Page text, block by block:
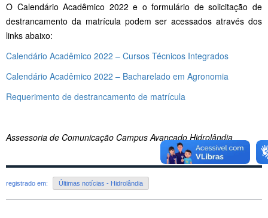
O Calendário Acadêmico 2022 e o formulário de solicitação de
destrancamento da matrícula podem ser acessados através dos
links abaixo:
Calendário Acadêmico 2022 – Cursos Técnicos Integrados
Calendário Acadêmico 2022 – Bacharelado em Agronomia
Requerimento de destrancamento de matrícula
Assessoria de Comunicação Campus Avançado Hidrolândia
registrado em: Últimas notícias - Hidrolândia